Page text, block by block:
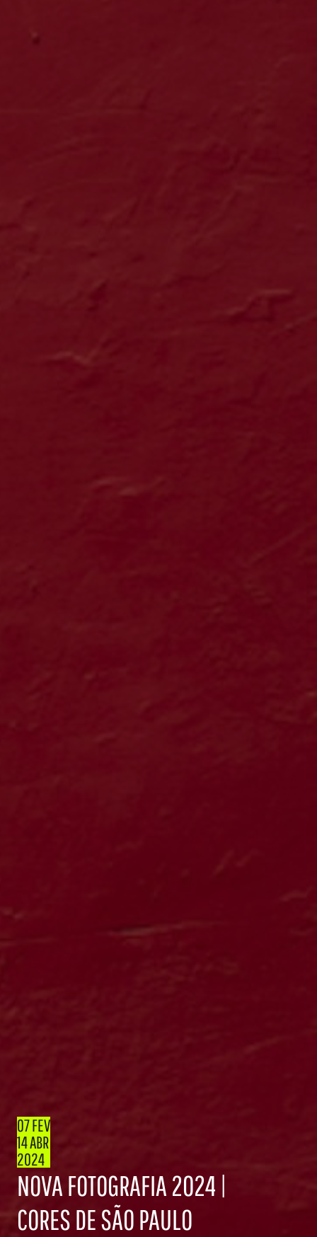
07 FEV
14 ABR
2024
NOVA FOTOGRAFIA 2024 |
CORES DE SÃO PAULO